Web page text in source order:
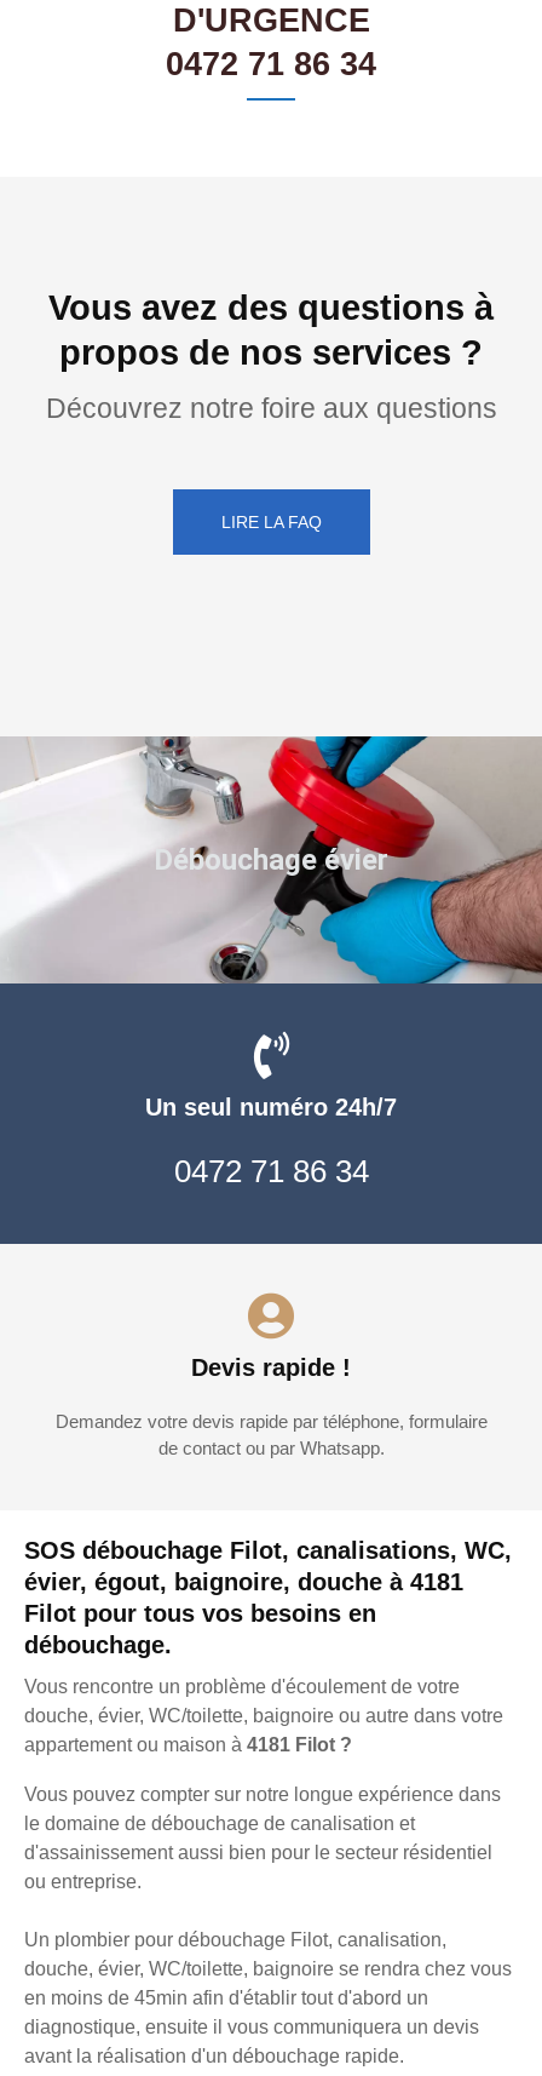
D'URGENCE
0472 71 86 34
Vous avez des questions à
propos de nos services ?
Découvrez notre foire aux questions
LIRE LA FAQ
SOS débouchage Filot, canalisations, WC,
évier, égout, baignoire, douche à 4181
Filot pour tous vos besoins en
débouchage.
Vous rencontre un problème d'écoulement de votre
douche, évier, WC/toilette, baignoire ou autre dans votre
appartement ou maison à 4181 Filot ?
Vous pouvez compter sur notre longue expérience dans
le domaine de débouchage de canalisation et
d'assainissement aussi bien pour le secteur résidentiel
ou entreprise.
Un plombier pour débouchage Filot, canalisation,
douche, évier, WC/toilette, baignoire se rendra chez vous
en moins de 45min afin d'établir tout d'abord un
diagnostique, ensuite il vous communiquera un devis
avant la réalisation d'un débouchage rapide.
Un seul numéro 24h/7
0472 71 86 34
Devis rapide !
Demandez votre devis rapide par téléphone, formulaire
de contact ou par Whatsapp.
Débouchage évier